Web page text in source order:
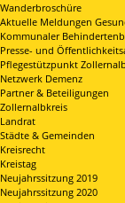
Wanderbroschüre
Aktuelle Meldungen
Kommunaler
Presse- und
Pflegestützpunkt
Netzwerk Demenz
Partner & Beteiligungen
Zollernalbkreis
Landrat
Städte & Gemeinden
Kreisrecht
Kreistag
Neujahrssitzung 2019
Neujahrssitzung 2020